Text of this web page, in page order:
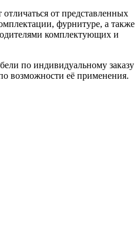
от представленных
фурнитуре, а также
комплектующих и
по индивидуальному заказу
возможности её применения.